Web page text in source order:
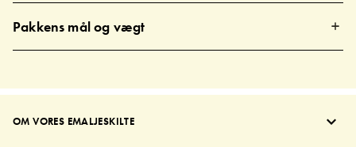
Pakkens mål og vægt
OM VORES EMALJESKILTE